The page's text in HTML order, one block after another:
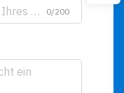
0/200